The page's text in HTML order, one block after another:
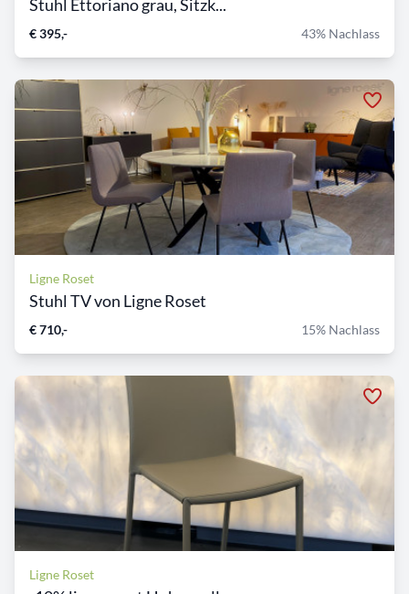
Stuhl Ettoriano grau, Sitzk...
€ 395,- 43% Nachlass
Ligne Roset
Stuhl TV von Ligne Roset
€ 710,- 15% Nachlass
Ligne Roset